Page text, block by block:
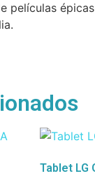
películas
Tablet LG